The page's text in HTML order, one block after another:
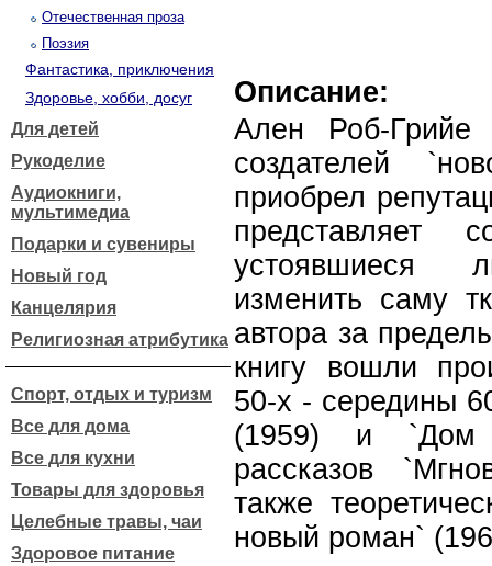
Отечественная проза
Поэзия
Фантастика, приключения
Здоровье, хобби, досуг
Для детей
Рукоделие
Аудиокниги,
мультимедиа
Подарки и сувениры
Новый год
Канцелярия
Религиозная атрибутика
Спорт, отдых и туризм
Все для дома
Все для кухни
Товары для здоровья
Целебные травы, чаи
Здоровое питание
Описание:
Ален Роб-
создателей
приобрел
представляет
устоявшиеся
изменить саму
автора за
книгу вошли
50-х - середины
(1959) и `Дом
рассказов
также
новый роман`